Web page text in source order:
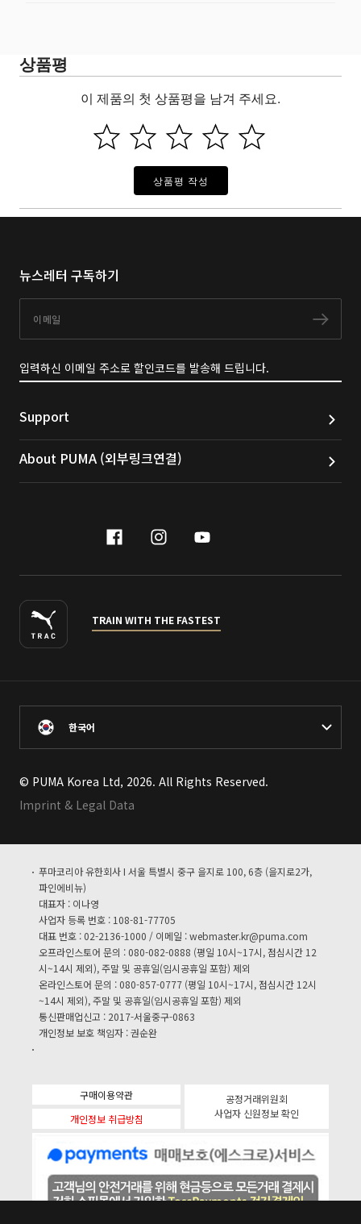
상품평
이 제품의 첫 상품평을 남겨 주세요.
상품평 작성
뉴스레터 구독하기
구독
입력하신 이메일 주소로 할인코드를 발송해 드립니다.
Support
About PUMA (외부링크연결)
facebook
instagram
youtube
TRAIN WITH THE FASTEST
한국어
© PUMA Korea Ltd, 2026. All Rights Reserved.
Imprint & Legal Data
푸마코리아 유한회사 I 서울 특별시 중구 을지로 100, 6층 (을지로2가,
파인에비뉴)
대표자 : 이나영
사업자 등록 번호 : 108-81-77705
대표 번호 : 02-2136-1000 / 이메일 :webmaster.kr@puma.com
오프라인스토어 문의 : 080-082-0888 (평일 10시~17시, 점심시간 12
시~14시 제외), 주말 및 공휴일(임시공휴일 포함) 제외
온라인스토어 문의 : 080-857-0777 (평일 10시~17시, 점심시간 12시
~14시 제외), 주말 및 공휴일(임시공휴일 포함) 제외
통신판매업신고 : 2017-서울중구-0863
개인정보 보호 책임자 : 권순완
구매이용약관
개인정보 취급방침
공정거래위원회
사업자 신원정보 확인